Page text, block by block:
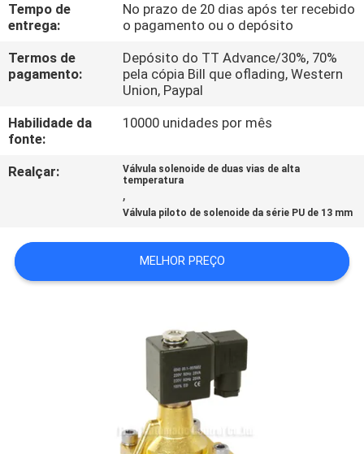
CONTACTE-
NOS
PEÇA
UMAS
CITAÇÕES
SHOW
Tempo de
entrega:
No prazo de 20 dias após ter recebido
o pagamento ou o depósito
Termos de
pagamento:
Depósito do TT Advance/30%, 70%
pela cópia Bill que oflading, Western
Union, Paypal
Habilidade da
fonte:
10000 unidades por mês
Realçar:
Válvula solenoide de duas vias de alta
temperatura
,
Válvula piloto de solenoide da série PU de 13 mm
MELHOR PREÇO